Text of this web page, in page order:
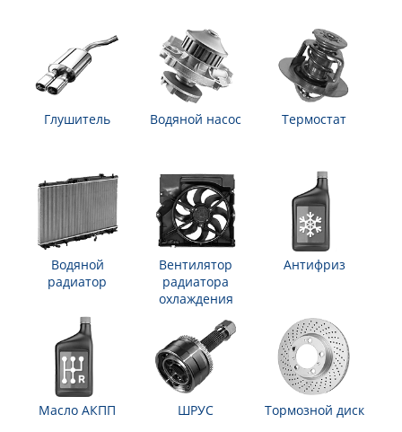
Глушитель Водяной насос Термостат
Водяной
радиатор
Вентилятор
радиатора
охлаждения
Антифриз
Масло АКПП ШРУС Тормозной диск